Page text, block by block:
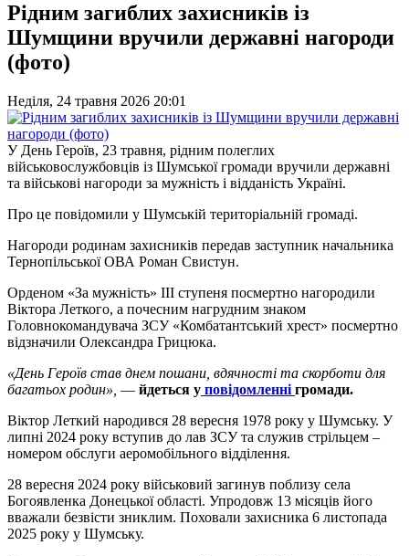
Рідним загиблих захисників із
Шумщини вручили державні нагороди
(фото)
Неділя, 24 травня 2026 20:01
У День Героїв, 23 травня, рідним полеглих
військовослужбовців із Шумської громади вручили державні
та військові нагороди за мужність і відданість Україні.
Про це повідомили у Шумській територіальній громаді.
Нагороди родинам захисників передав заступник начальника
Тернопільської ОВА Роман Свистун.
Орденом «За мужність» ІІІ ступеня посмертно нагородили
Віктора Леткого, а почесним нагрудним знаком
Головнокомандувача ЗСУ «Комбатантський хрест» посмертно
відзначили Олександра Грицюка.
«День Героїв став днем пошани, вдячності та скорботи для
багатьох родин», — йдеться у повідомленні громади.
Віктор Леткий народився 28 вересня 1978 року у Шумську. У
липні 2024 року вступив до лав ЗСУ та служив стрільцем –
номером обслуги аеромобільного відділення.
28 вересня 2024 року військовий загинув поблизу села
Богоявленка Донецької області. Упродовж 13 місяців його
вважали безвісти зниклим. Поховали захисника 6 листопада
2025 року у Шумську.